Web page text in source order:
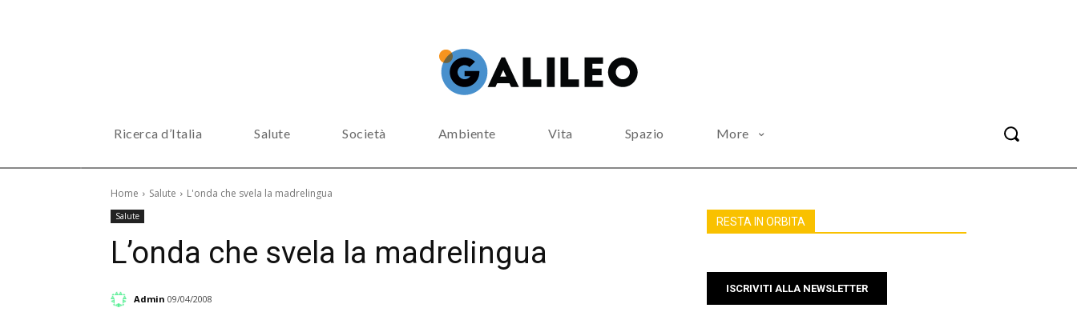
Ricerca d’Italia Salute Società Ambiente Vita Spazio More
Home Salute L'onda che svela la madrelingua
Salute
L’onda che svela la madrelingua
Admin 09/04/2008
RESTA IN ORBITA
ISCRIVITI ALLA NEWSLETTER